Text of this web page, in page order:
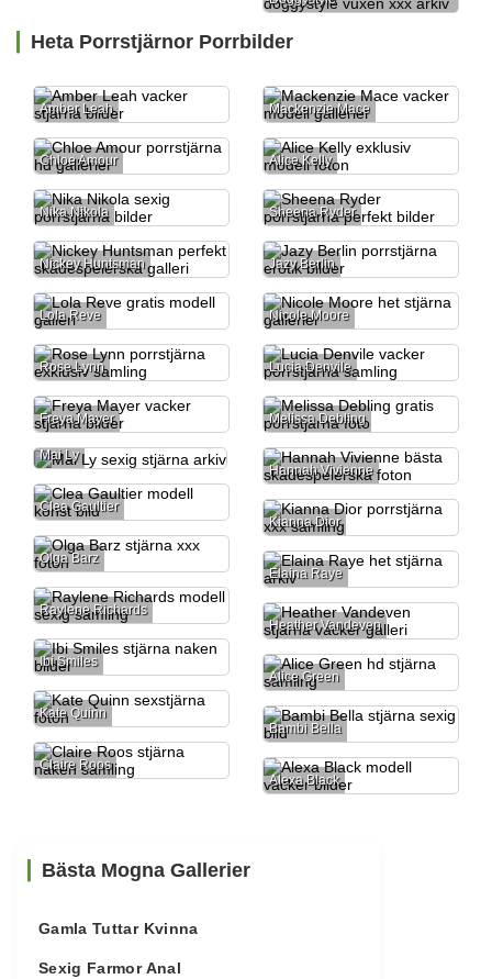
Heta Porrstjärnor Porrbilder
Amber Leah Mackenzie Mace
Chloe Amour Alice Kelly
Nika Nikola Sheena Ryder
Nickey Huntsman Jazy Berlin
Lola Reve Nicole Moore
Rose Lynn Lucia Denvile
Freya Mayer Melissa Debling
Mai Ly
Hannah Vivienne
Clea Gaultier
Kianna Dior
Olga Barz
Elaina Raye
Raylene Richards
Heather Vandeven
Ibi Smiles
Alice Green
Kate Quinn
Bambi Bella
Claire Roos
Alexa Black
Bästa Mogna Gallerier
Gamla Tuttar Kvinna
Sexig Farmor Anal